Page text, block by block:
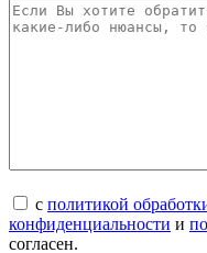
с политикой
конфиденциальности и
согласен.